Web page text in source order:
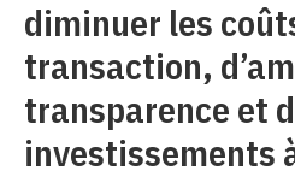
diminuer les
transaction,
transparence et
investissements